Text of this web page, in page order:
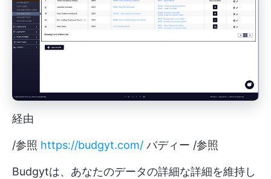
経由
/参照 https://budgyt.com/ バディー /参照
Budgytは、あなたのデータの詳細な詳細を維持し